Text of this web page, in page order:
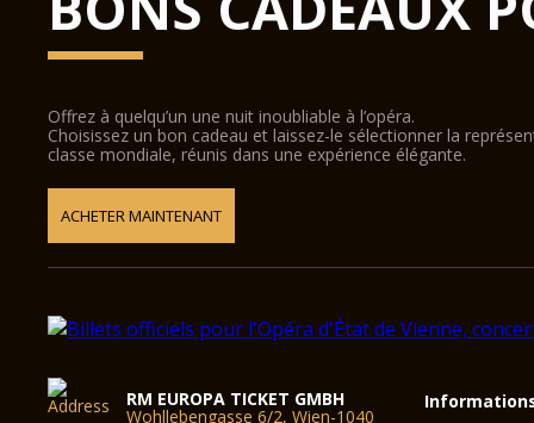
Offrez à quelqu’un une nuit inoubliable à l’opéra.
Choisissez un bon cadeau et laissez-le sélectionner la
classe mondiale, réunis dans une expérience élégante.
ACHETER MAINTENANT
RM EUROPA TICKET GMBH
Wohllebengasse 6/2, Wien-1040